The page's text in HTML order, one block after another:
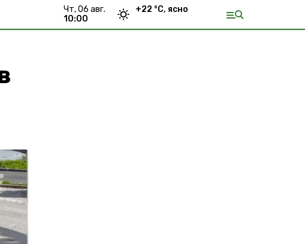
чт, 06 авг.
10:00
+22 °С, ясно